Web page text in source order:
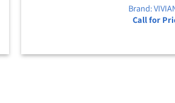
Brand:
Call for